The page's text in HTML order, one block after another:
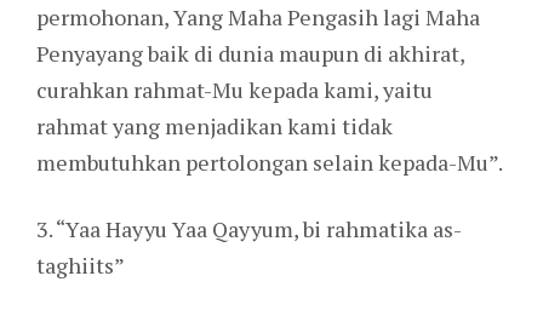
permohonan, Yang Maha Pengasih lagi Maha
Penyayang baik di dunia maupun di akhirat,
curahkan rahmat-Mu kepada kami, yaitu
rahmat yang menjadikan kami tidak
membutuhkan pertolongan selain kepada-Mu”.
3. “Yaa Hayyu Yaa Qayyum, bi rahmatika as-
taghiits”